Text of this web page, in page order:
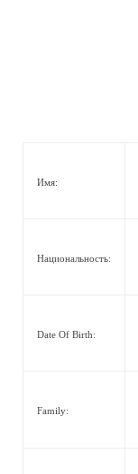
Имя:
Национальность:
Date Of Birth:
Family: